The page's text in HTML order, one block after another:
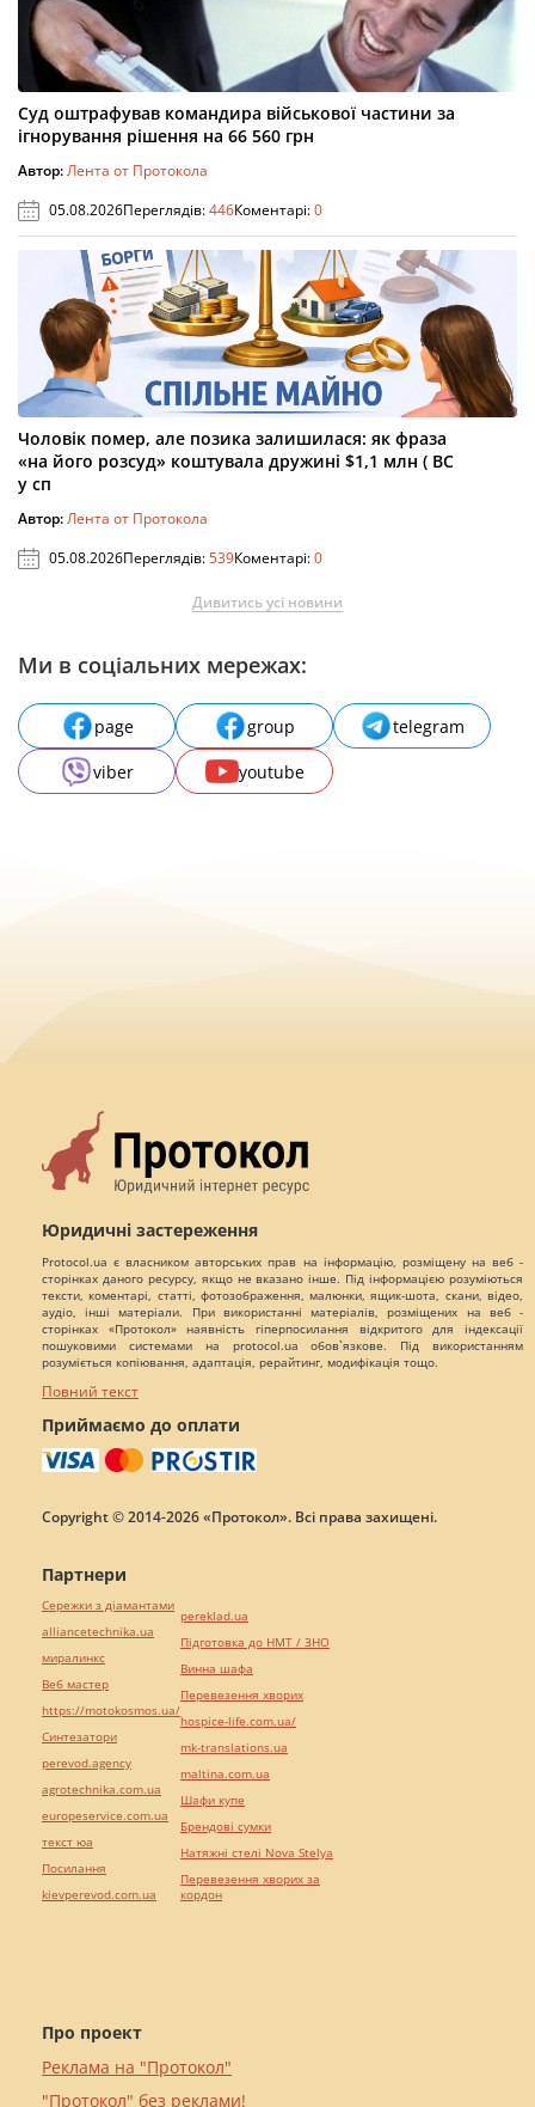
Суд оштрафував командира військової частини за
ігнорування рішення на 66 560 грн
Автор:Лента от Протокола
05.08.2026Переглядів:446Коментарі:0
Чоловік помер, але позика залишилася: як фраза
«на його розсуд» коштувала дружині $1,1 млн ( ВС
у сп
Автор:Лента от Протокола
05.08.2026Переглядів:539Коментарі:0
Дивитись усі новини
Ми в соціальних мережах:
page group
telegram
viber
youtube
Юридичні застереження
Protocol.ua є власником авторських прав на інформацію, розміщену на веб -
сторінках даного ресурсу, якщо не вказано інше. Під інформацією розуміються
тексти, коментарі, статті, фотозображення, малюнки, ящик-шота, скани, відео,
аудіо, інші матеріали. При використанні матеріалів, розміщених на веб -
сторінках «Протокол» наявність гіперпосилання відкритого для індексації
пошуковими системами на protocol.ua обов`язкове. Під використанням
розуміється копіювання, адаптація, рерайтинг, модифікація тощо.
Повний текст
Приймаємо до оплати
Copyright © 2014-2026 «Протокол». Всі права захищені.
Про проект
Реклама на "Протокол"
"Протокол" без реклами!
Партнери
Сережки з діамантами
alliancetechnika.ua
миралинкс
Веб мастер
https://motokosmos.ua/
Синтезатори
perevod.agency
agrotechnika.com.ua
europeservice.com.ua
текст юа
Посилання
kievperevod.com.ua
pereklad.ua
Підготовка до НМТ / ЗНО
Винна шафа
Перевезення хворих
hospice-life.com.ua/
mk-translations.ua
maltina.com.ua
Шафи купе
Брендові сумки
Натяжні стелі Nova Stelya
Перевезення хворих за
кордон